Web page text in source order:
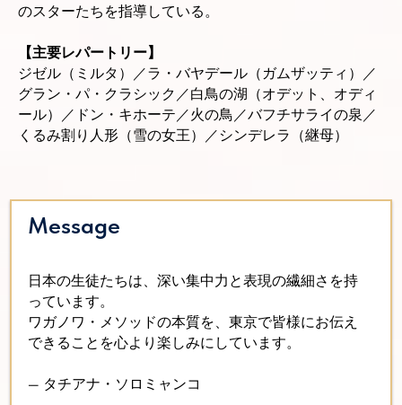
のスターたちを指導している。
【主要レパートリー】
ジゼル（ミルタ）／ラ・バヤデール（ガムザッティ）／
グラン・パ・クラシック／白鳥の湖（オデット、オディ
ール）／ドン・キホーテ／火の鳥／バフチサライの泉／
くるみ割り人形（雪の女王）／シンデレラ（継母）
Message
日本の生徒たちは、深い集中力と表現の繊細さを持
っています。
ワガノワ・メソッドの本質を、東京で皆様にお伝え
できることを心より楽しみにしています。
— タチアナ・ソロミャンコ